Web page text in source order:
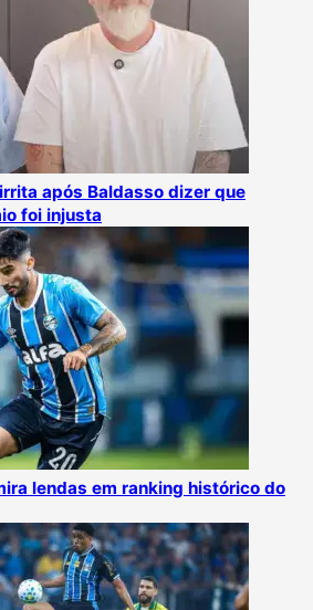
irrita após Baldasso dizer que
foi injusta
lendas em ranking histórico do